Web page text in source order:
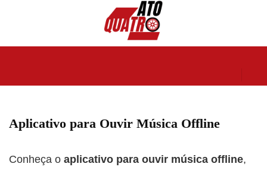
Aplicativo para Ouvir Música Offline
Conheça o aplicativo para ouvir música offline,